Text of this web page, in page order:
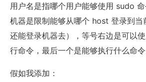
用户名是指哪个用户能够使用 sudo
机器是限制能够从哪个 host 登录到
还能登录机器去），等号右边是可以
行命令，最后一个是能够执行什么命令
假如我添加：